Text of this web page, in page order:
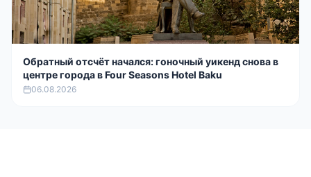
Обратный отсчёт начался: гоночный уикенд снова в
центре города в Four Seasons Hotel Baku
06.08.2026